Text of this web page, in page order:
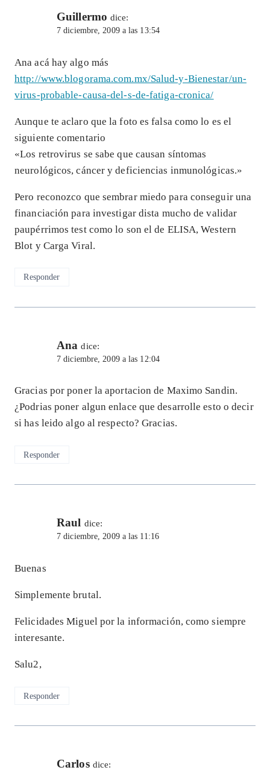
Guillermo dice:
7 diciembre, 2009 a las 13:54
Ana acá hay algo más
http://www.blogorama.com.mx/Salud-y-Bienestar/un-
virus-probable-causa-del-s-de-fatiga-cronica/
Aunque te aclaro que la foto es falsa como lo es el
siguiente comentario
«Los retrovirus se sabe que causan síntomas
neurológicos, cáncer y deficiencias inmunológicas.»
Pero reconozco que sembrar miedo para conseguir una
financiación para investigar dista mucho de validar
paupérrimos test como lo son el de ELISA, Western
Blot y Carga Viral.
Responder
Ana dice:
7 diciembre, 2009 a las 12:04
Gracias por poner la aportacion de Maximo Sandin.
¿Podrias poner algun enlace que desarrolle esto o decir
si has leido algo al respecto? Gracias.
Responder
Raul dice:
7 diciembre, 2009 a las 11:16
Buenas
Simplemente brutal.
Felicidades Miguel por la información, como siempre
interesante.
Salu2,
Responder
Carlos dice: